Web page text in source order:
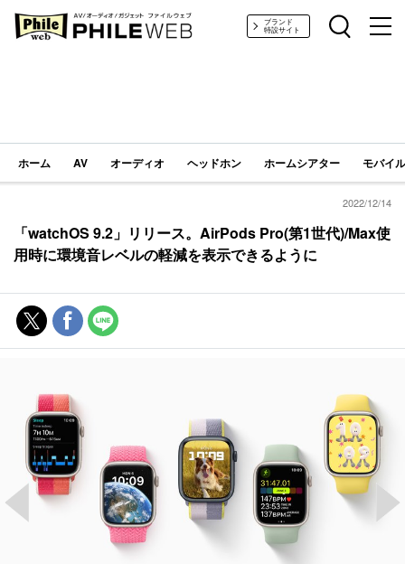
PHILE WEB｜AV/オーディオ/ガジェットブランド
特設サイト
ホーム AV オーディオ ヘッドホン ホームシアター モバイ
2022/12/14
「watchOS 9.2」リリース。AirPods Pro(第1世代)/Max使
用時に環境音レベルの軽減を表示できるように